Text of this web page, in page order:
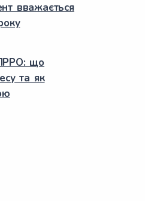
вважається
що
та як